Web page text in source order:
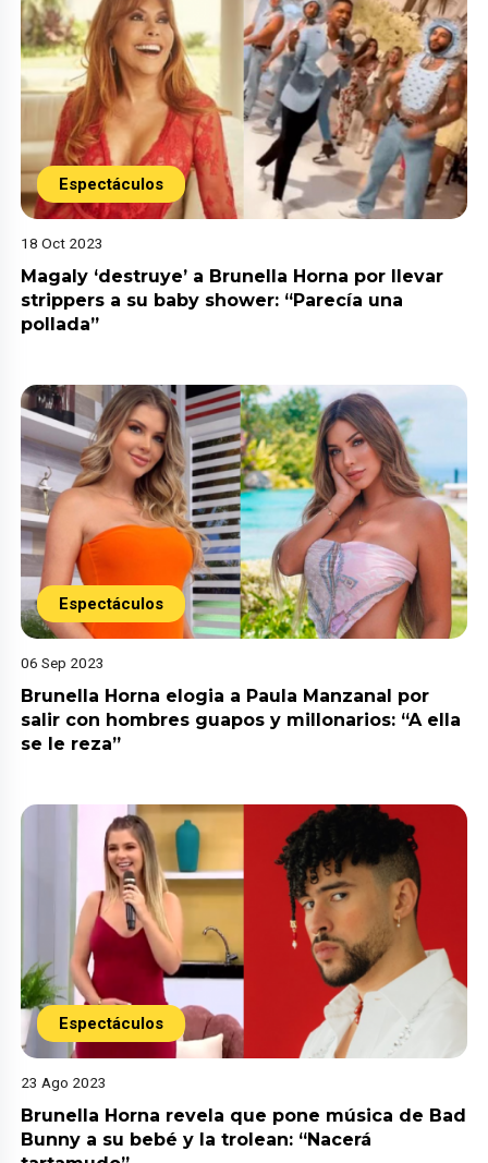
Espectáculos
18 Oct 2023
Magaly ‘destruye’ a Brunella Horna por llevar
strippers a su baby shower: “Parecía una
pollada”
Espectáculos
06 Sep 2023
Brunella Horna elogia a Paula Manzanal por
salir con hombres guapos y millonarios: “A ella
se le reza”
Espectáculos
23 Ago 2023
Brunella Horna revela que pone música de Bad
Bunny a su bebé y la trolean: “Nacerá